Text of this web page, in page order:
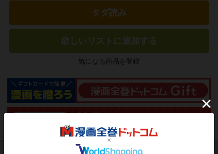
タダ読み
欲しいリストに追加する
気になる商品を登録
（関連商品を含む）